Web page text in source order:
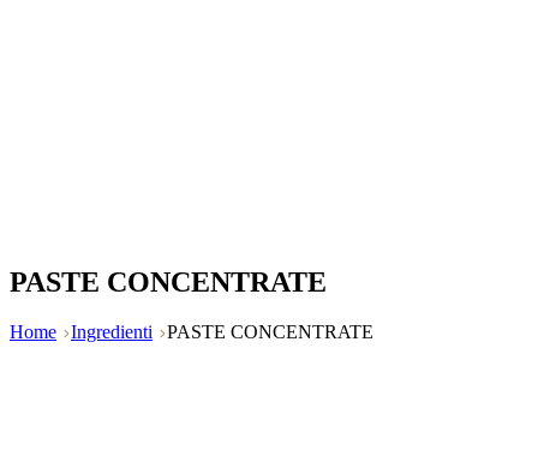
PASTE CONCENTRATE
Home Ingredienti PASTE CONCENTRATE